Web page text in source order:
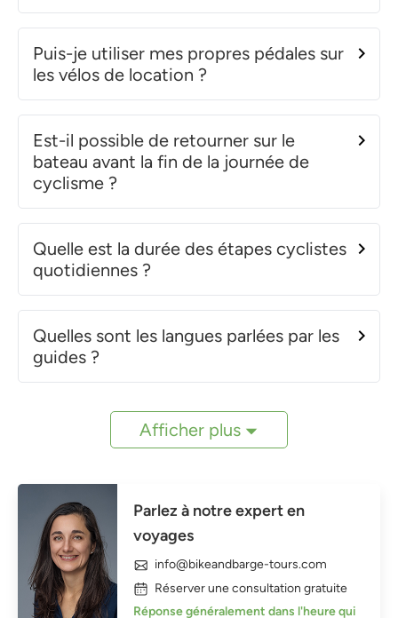
Puis-je utiliser mes propres pédales sur
les vélos de location ?
Est-il possible de retourner sur le
bateau avant la fin de la journée de
cyclisme ?
Quelle est la durée des étapes cyclistes
quotidiennes ?
Quelles sont les langues parlées par les
guides ?
Afficher plus
Parlez à notre expert en
voyages
info@bikeandbarge-tours.com
Réserver une consultation gratuite
Réponse généralement dans l'heure qui